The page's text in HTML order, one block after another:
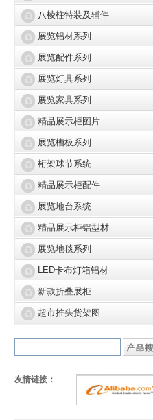
八棱柱特装及辅件
展览铝材系列
展览配件系列
展览灯具系列
展览家具系列
精品展示柜图片
展览槽板系列
桁架球节系统
精品展示柜配件
展览地台系统
精品展示柜铝型材
展览地毯系列
LED卡布灯箱铝材
新款折叠展柜
超市推头货架图
折叠展板
友情链接：